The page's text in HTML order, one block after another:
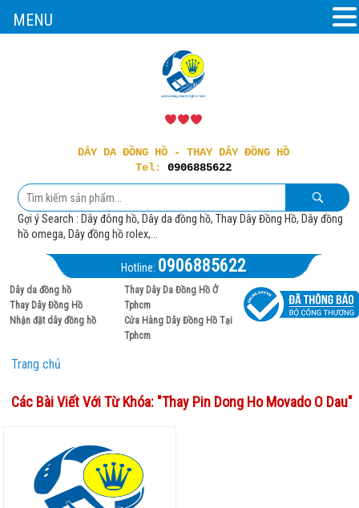
DÂY DA ĐỒNG HỒ - THAY DÂY ĐỒNG HỒ
Tel: 0906885622
Gợi ý Search : Dây đông hồ, Dây da đồng hồ, Thay Dây Đồng Hồ, Dây đồng
hồ omega, Dây đồng hồ rolex,...
Hotline: 0906885622
Dây da đồng hồ
Thay Dây Đồng Hồ
Nhận đặt dây đồng hồ
Thay Dây Da Đồng Hồ Ở
Tphcm
Cửa Hàng Dây Đồng Hồ Tại
Tphcm
Trang chủ
Các Bài Viết Với Từ Khóa: "Thay Pin Dong Ho Movado O Dau"
MENU